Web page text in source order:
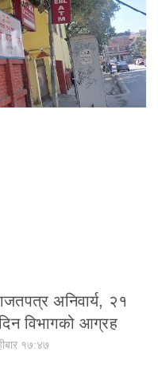
अनिवार्य, २१
विभागको आग्रह
१७:४७